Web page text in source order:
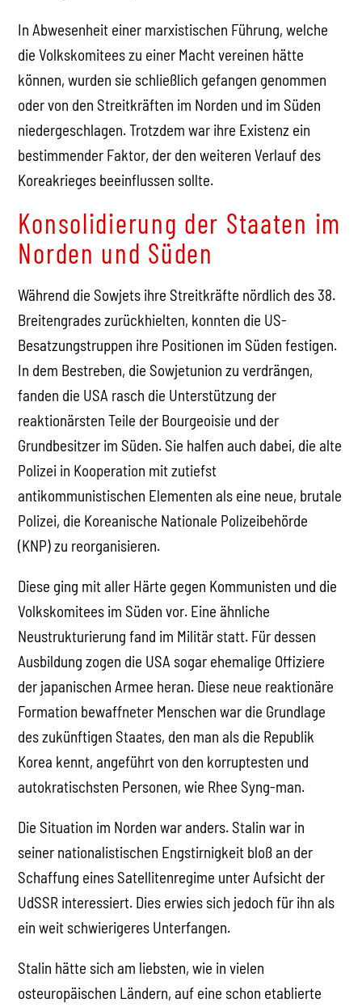
In Abwesenheit einer marxistischen Führung, welche
die Volkskomitees zu einer Macht vereinen hätte
können, wurden sie schließlich gefangen genommen
oder von den Streitkräften im Norden und im Süden
niedergeschlagen. Trotzdem war ihre Existenz ein
bestimmender Faktor, der den weiteren Verlauf des
Koreakrieges beeinflussen sollte.
Konsolidierung der Staaten im
Norden und Süden
Während die Sowjets ihre Streitkräfte nördlich des 38.
Breitengrades zurückhielten, konnten die US-
Besatzungstruppen ihre Positionen im Süden festigen.
In dem Bestreben, die Sowjetunion zu verdrängen,
fanden die USA rasch die Unterstützung der
reaktionärsten Teile der Bourgeoisie und der
Grundbesitzer im Süden. Sie halfen auch dabei, die alte
Polizei in Kooperation mit zutiefst
antikommunistischen Elementen als eine neue, brutale
Polizei, die Koreanische Nationale Polizeibehörde
(KNP) zu reorganisieren.
Diese ging mit aller Härte gegen Kommunisten und die
Volkskomitees im Süden vor. Eine ähnliche
Neustrukturierung fand im Militär statt. Für dessen
Ausbildung zogen die USA sogar ehemalige Offiziere
der japanischen Armee heran. Diese neue reaktionäre
Formation bewaffneter Menschen war die Grundlage
des zukünftigen Staates, den man als die Republik
Korea kennt, angeführt von den korruptesten und
autokratischsten Personen, wie Rhee Syng-man.
Die Situation im Norden war anders. Stalin war in
seiner nationalistischen Engstirnigkeit bloß an der
Schaffung eines Satellitenregime unter Aufsicht der
UdSSR interessiert. Dies erwies sich jedoch für ihn als
ein weit schwierigeres Unterfangen.
Stalin hätte sich am liebsten, wie in vielen
osteuropäischen Ländern, auf eine schon etablierte